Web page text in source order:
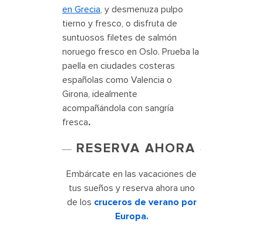
en Grecia, y desmenuza pulpo
tierno y fresco, o disfruta de
suntuosos filetes de salmón
noruego fresco en Oslo. Prueba la
paella en ciudades costeras
españolas como Valencia o
Girona, idealmente
acompañándola con sangría
fresca.
RESERVA AHORA
Embárcate en las vacaciones de
tus sueños y reserva ahora uno
de los cruceros de verano por
Europa.